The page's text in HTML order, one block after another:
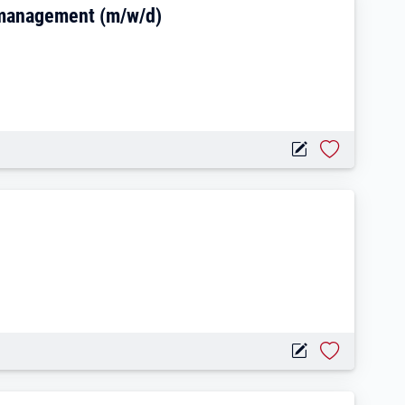
& Anforderungsmanagement (m/w/
(m/w/d)